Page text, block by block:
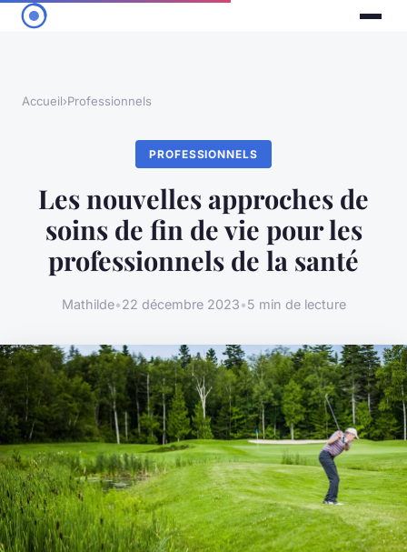
Accueil›Professionnels
PROFESSIONNELS
Les nouvelles approches de
soins de fin de vie pour les
professionnels de la santé
Mathilde•22 décembre 2023•5 min de lecture